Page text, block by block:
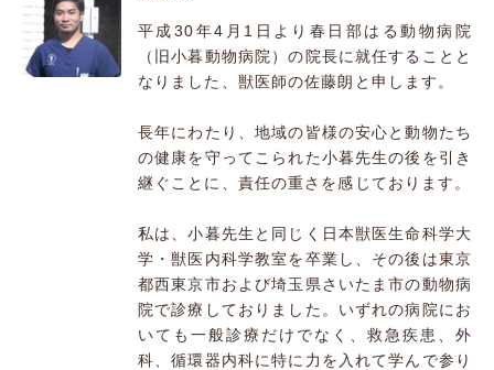
平成30年4月1日より春日部はる動物病院
（旧小暮動物病院）の院長に就任することと
なりました、獣医師の佐藤朗と申します。
長年にわたり、地域の皆様の安心と動物たち
の健康を守ってこられた小暮先生の後を引き
継ぐことに、責任の重さを感じております。
私は、小暮先生と同じく日本獣医生命科学大
学・獣医内科学教室を卒業し、その後は東京
都西東京市および埼玉県さいたま市の動物病
院で診療しておりました。いずれの病院にお
いても一般診療だけでなく、救急疾患、外
科、循環器内科に特に力を入れて学んで参り